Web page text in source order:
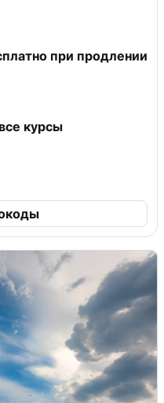
при продлении
курсы